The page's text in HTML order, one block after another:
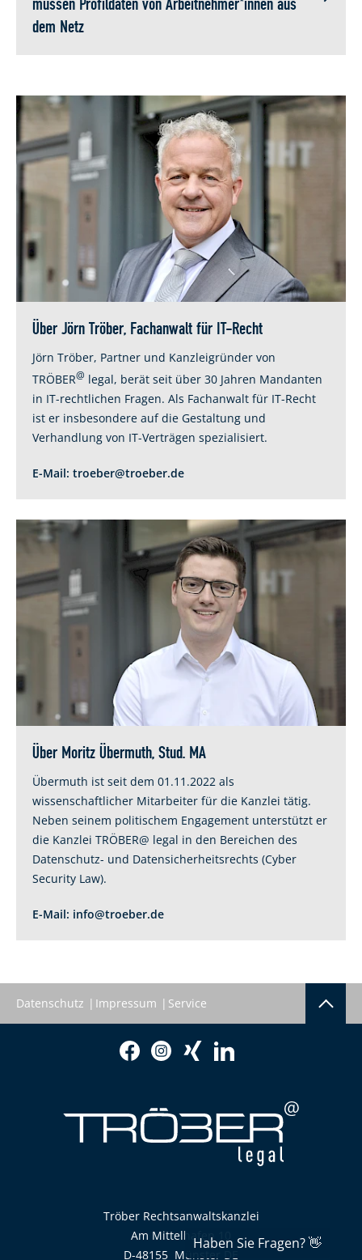
müssen Profildaten von Arbeitnehmer*innen aus
dem Netz
Über Jörn Tröber, Fachanwalt für IT-Recht
Jörn Tröber, Partner und Kanzleigründer von
TRÖBER@ legal, berät seit über 30 Jahren Mandanten
in IT-rechtlichen Fragen. Als Fachanwalt für IT-Recht
ist er insbesondere auf die Gestaltung und
Verhandlung von IT-Verträgen spezialisiert.
E-Mail: troeber@troeber.de
Über Moritz Übermuth, Stud. MA
Übermuth ist seit dem 01.11.2022 als
wissenschaftlicher Mitarbeiter für die Kanzlei tätig.
Neben seinem politischem Engagement unterstützt er
die Kanzlei TRÖBER@ legal in den Bereichen des
Datenschutz- und Datensicherheitsrechts (Cyber
Security Law).
E-Mail: info@troeber.de
Datenschutz Impressum Service
Tröber Rechtsanwaltskanzlei
Am Mittelhafen 10
D-48155 Münster